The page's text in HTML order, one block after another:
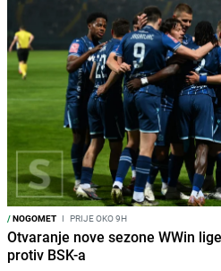
/NOGOMET I PRIJE OKO 9H
Otvaranje nove sezone WWin
protiv BSK-a